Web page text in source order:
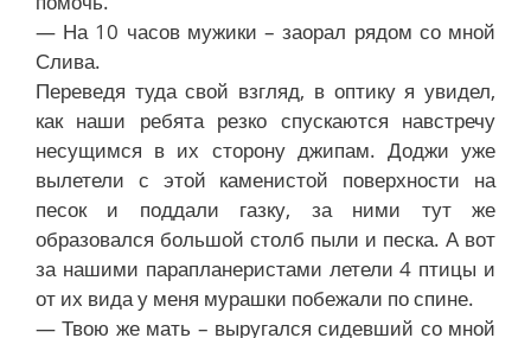
— На 10 часов мужики – заорал рядом со мной
Слива.
Переведя туда свой взгляд, в оптику я увидел,
как наши ребята резко спускаются навстречу
несущимся в их сторону джипам. Доджи уже
вылетели с этой каменистой поверхности на
песок и поддали газку, за ними тут же
образовался большой столб пыли и песка. А вот
за нашими парапланеристами летели 4 птицы и
от их вида у меня мурашки побежали по спине.
— Твою же мать – выругался сидевший со мной